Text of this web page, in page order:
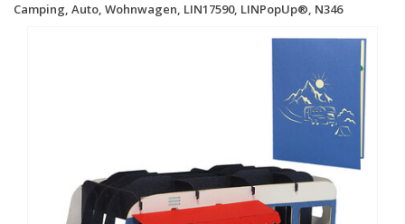
Camping, Auto, Wohnwagen, LIN17590, LINPopUp®, N346